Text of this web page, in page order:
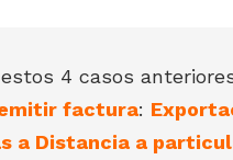
4 casos
emitir factura:
a Distancia a